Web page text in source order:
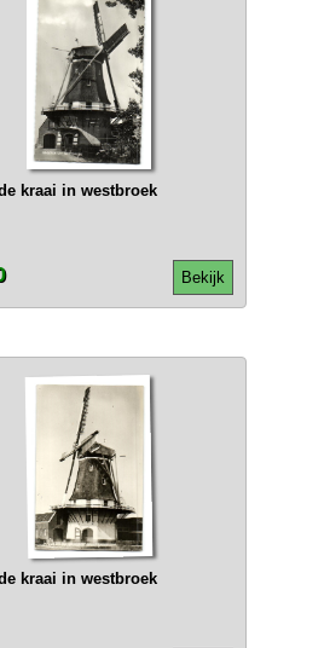
kraai in westbroek
Bekijk
kraai in westbroek